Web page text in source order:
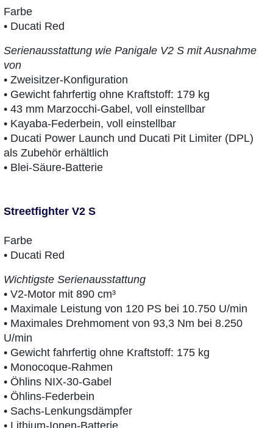
Farbe
• Ducati Red
Serienausstattung wie Panigale V2 S mit Ausnahme
von
• Zweisitzer-Konfiguration
• Gewicht fahrfertig ohne Kraftstoff: 179 kg
• 43 mm Marzocchi-Gabel, voll einstellbar
• Kayaba-Federbein, voll einstellbar
• Ducati Power Launch und Ducati Pit Limiter (DPL)
als Zubehör erhältlich
• Blei-Säure-Batterie
Streetfighter V2 S
Farbe
• Ducati Red
Wichtigste Serienausstattung
• V2-Motor mit 890 cm³
• Maximale Leistung von 120 PS bei 10.750 U/min
• Maximales Drehmoment von 93,3 Nm bei 8.250
U/min
• Gewicht fahrfertig ohne Kraftstoff: 175 kg
• Monocoque-Rahmen
• Öhlins NIX-30-Gabel
• Öhlins-Federbein
• Sachs-Lenkungsdämpfer
• Lithium-Ionen-Batterie